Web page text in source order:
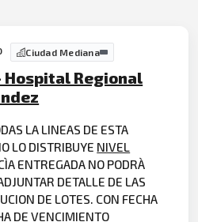
Ciudad Mediana
Hospital Regional
LA LINEAS DE ESTA
LO DISTRIBUYE NIVEL
ENTREGADA NO PODRÀ
DETALLE DE LAS
DE LOTES. CON FECHA
DE VENCIMIENTO